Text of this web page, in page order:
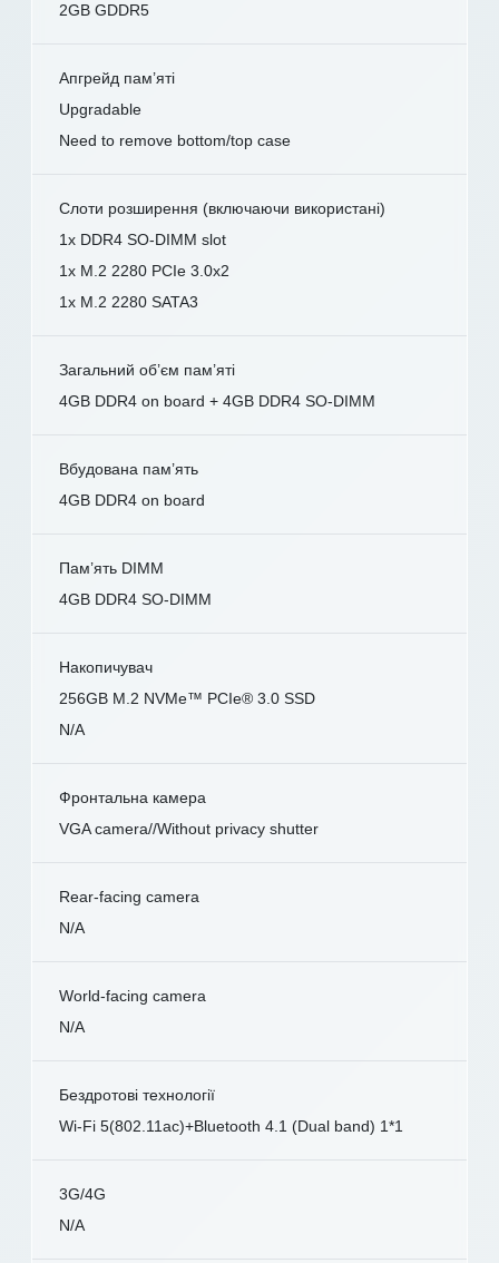
2GB GDDR5
Апгрейд пам’яті
Upgradable
Need to remove bottom/top case
Слоти розширення (включаючи використані)
1x DDR4 SO-DIMM slot
1x M.2 2280 PCIe 3.0x2
1x M.2 2280 SATA3
Загальний об’єм пам’яті
4GB DDR4 on board + 4GB DDR4 SO-DIMM
Вбудована пам’ять
4GB DDR4 on board
Пам’ять DIMM
4GB DDR4 SO-DIMM
Накопичувач
256GB M.2 NVMe™ PCIe® 3.0 SSD
N/A
Фронтальна камера
VGA camera//Without privacy shutter
Rear-facing camera
N/A
World-facing camera
N/A
Бездротові технології
Wi-Fi 5(802.11ac)+Bluetooth 4.1 (Dual band) 1*1
3G/4G
N/A